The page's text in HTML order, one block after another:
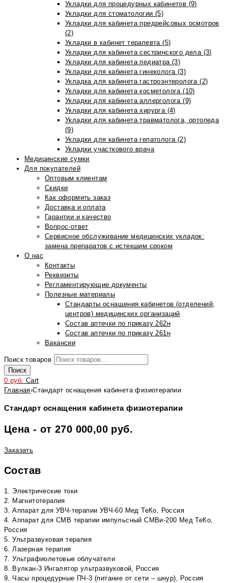
Укладки для процедурных кабинетов (9)
Укладки для стоматологии (5)
Укладки для кабинета предрейсовых осмотров
(2)
Укладки в кабинет терапевта (5)
Укладки для кабинета сестринского дела (3)
Укладки для кабинета педиатра (3)
Укладки для кабинета гинеколога (3)
Укладка для кабинета гастроэнтеролога (2)
Укладки для кабинета косметолога (10)
Укладки для кабинета аллерголога (9)
Укладки для кабинета хирурга (4)
Укладки для кабинета травматолога, ортопеда
(9)
Укладки для кабинета гепатолога (2)
Укладки участкового врача
Медицинские сумки
Для покупателей
Оптовым клиентам
Скидки
Как оформить заказ
Доставка и оплата
Гарантии и качество
Вопрос-ответ
Сервисное обслуживание медицинских укладок:
замена препаратов с истекшим сроком
О нас
Контакты
Реквизиты
Регламентирующие документы
Полезные материалы
Стандарты оснащения кабинетов (отделений,
центров) медицинских организаций
Состав аптечки по приказу 262н
Состав аптечки по приказу 261н
Вакансии
Поиск товаров
Поиск
0 руб. Cart
Главная›Стандарт оснащения кабинета физиотерапии
Стандарт оснащения кабинета физиотерапии
Цена - от 270 000,00 руб.
Заказать
Состав
1. Электрические токи
2. Магнитотерапия
3. Аппарат для УВЧ-терапии УВЧ-60 Мед ТеКо, Россия
4. Аппарат для СМВ терапии импульсный СМВи-200 Мед ТеКо,
Россия
5. Ультразвуковая терапия
6. Лазерная терапия
7. Ультрафиолетовые облучатели
8. Вулкан-3 Ингалятор ультразвуковой, Россия
9. Часы процедурные ПЧ-3 (питание от сети – шнур), Россия